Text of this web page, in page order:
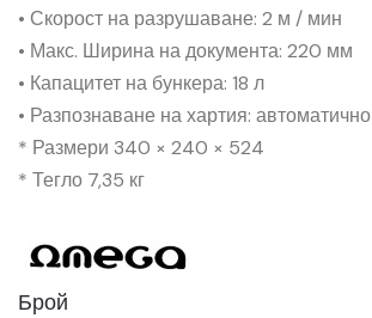
• Скорост на разрушаване: 2 м / мин
• Макс. Ширина на документа: 220 мм
• Капацитет на бункера: 18 л
• Разпознаване на хартия: автоматично
* Размери 340 × 240 × 524
* Тегло 7,35 кг
Брой